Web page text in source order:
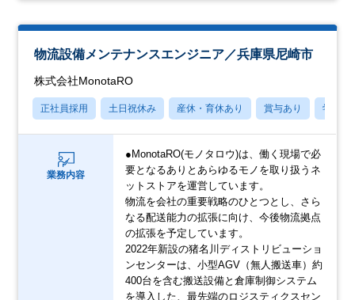
物流設備メンテナンスエンジニア／兵庫県尼崎市
株式会社MonotaRO
正社員採用 土日祝休み 産休・育休あり 賞与あり 学歴不
業務内容
●MonotaRO(モノタロウ)は、働く現場で必
要となるありとあらゆるモノを取り扱うネ
ットストアを運営しています。
物流を会社の重要戦略のひとつとし、さら
なる配送能力の拡張に向け、今後物流拠点
の拡張を予定しています。
2022年新設の猪名川ディストリビューショ
ンセンターは、小型AGV（無人搬送車）約
400台を含む搬送設備と倉庫制御システム
を導入した、最先端のロジスティクスセン